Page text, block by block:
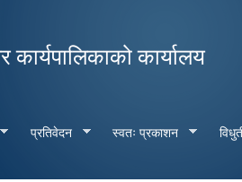
contentकार्यालय
प्रतिवेदन स्वतः प्रकाशन